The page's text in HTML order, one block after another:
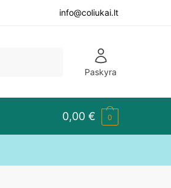
info@coliukai.lt
Paskyra
0,00 € 0